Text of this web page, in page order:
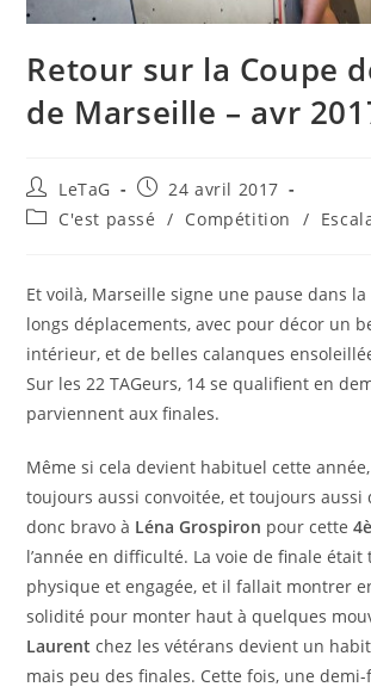
Retour sur la Coupe
de Marseille – avr
LeTaG
24 avril 2017
C'est passé / Compétition /
Et voilà, Marseille signe une pause dans
longs déplacements, avec pour décor un
intérieur, et de belles calanques
Sur les 22 TAGeurs, 14 se qualifient en
parviennent aux finales.
Même si cela devient habituel cette
toujours aussi convoitée, et toujours
donc bravo à Léna Grospiron pour cette
l’année en difficulté. La voie de finale était
physique et engagée, et il fallait montrer
solidité pour monter haut à quelques
Laurent chez les vétérans devient un
mais peu des finales. Cette fois, une